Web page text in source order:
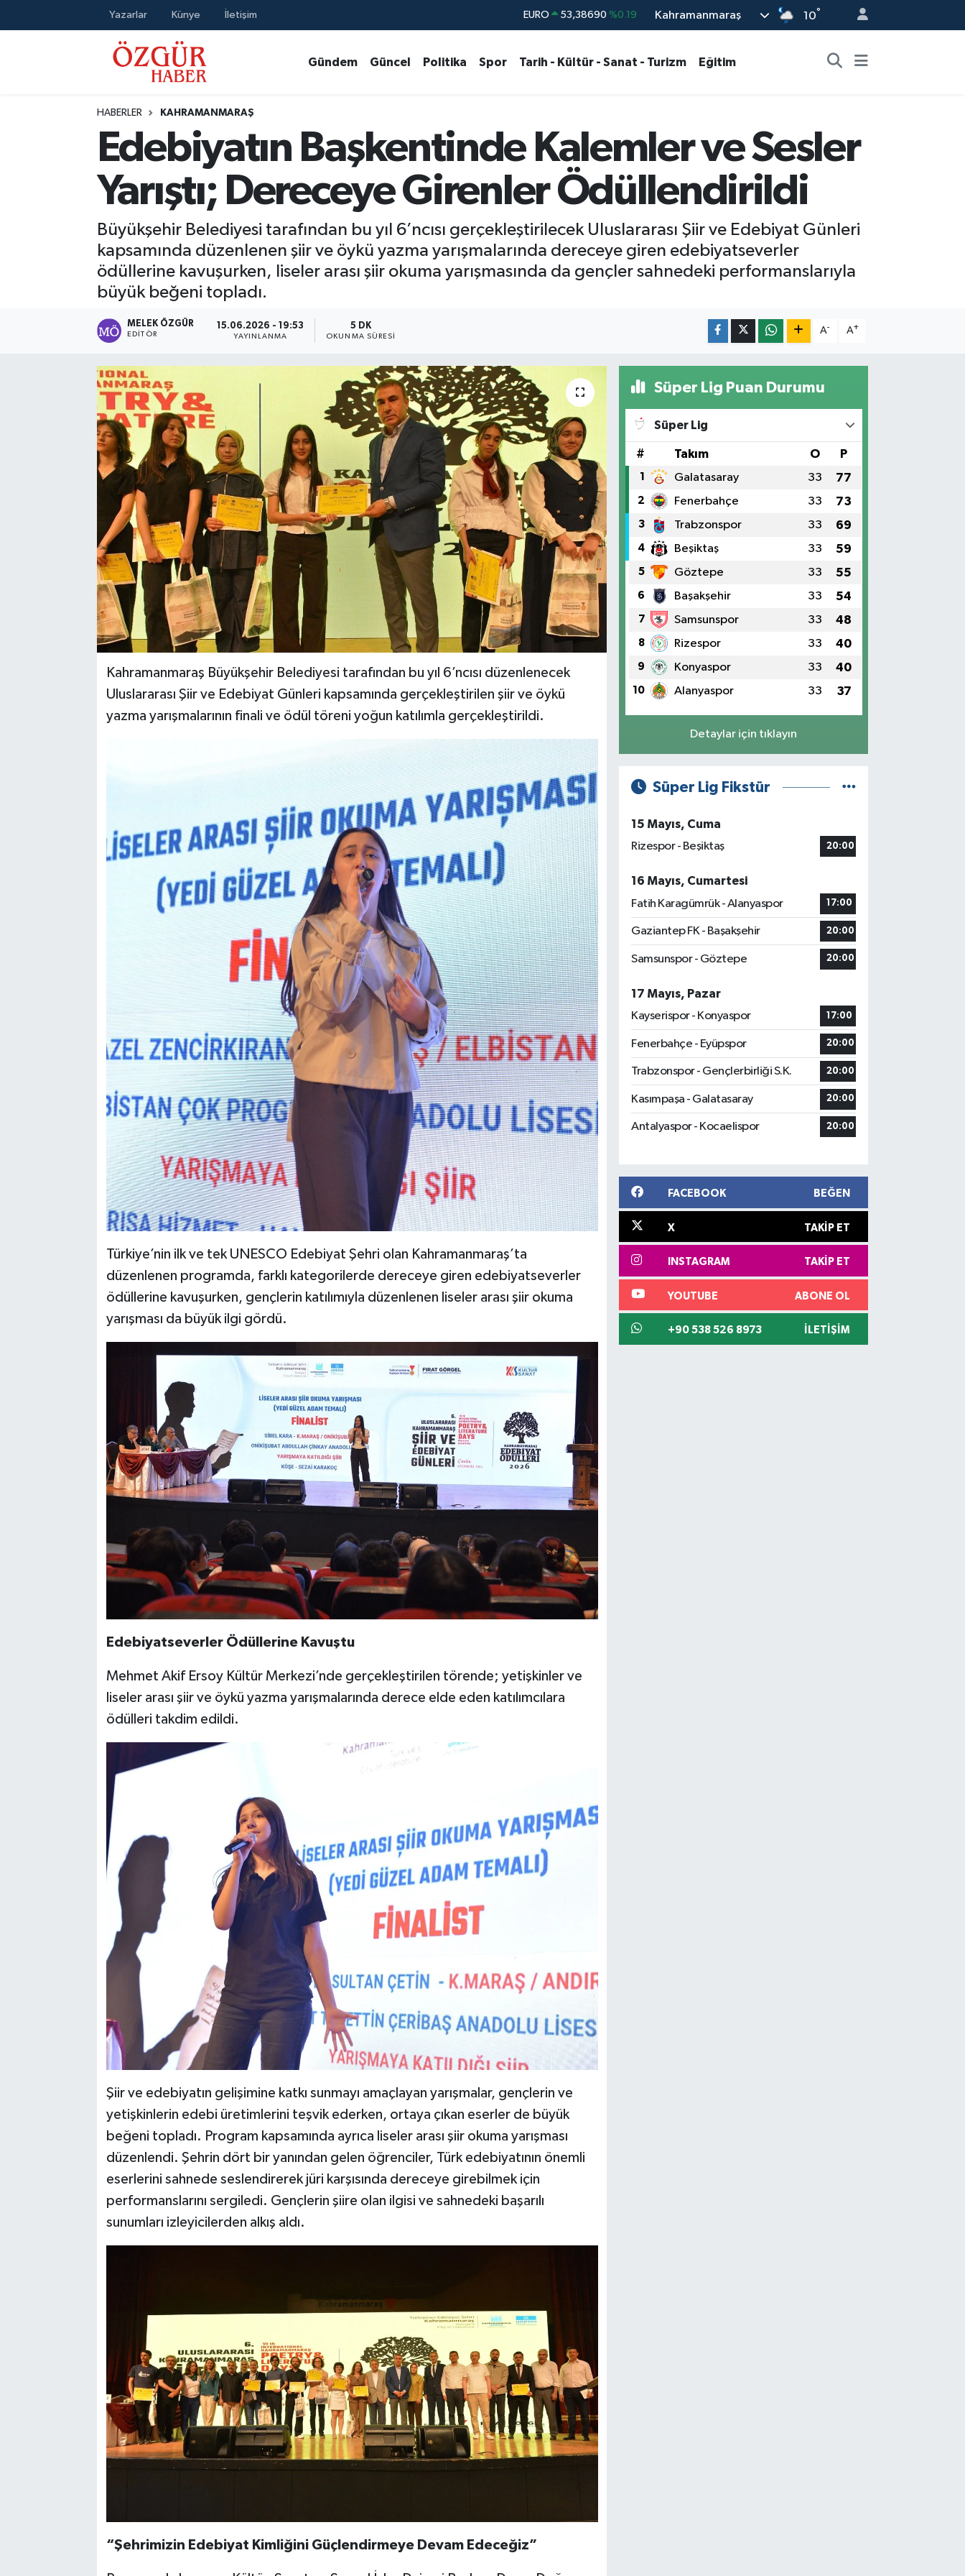
Yazarlar Künye İletişim STERLİN 61,60380 %0.18
BİST100 14.598,00 %0
EURO 53,38690 %0.19
Kahramanmaraş 10°
Gündem Güncel Politika Spor Tarih - Kültür - Sanat - Turizm Eğitim
HABERLER KAHRAMANMARAŞ
Edebiyatın Başkentinde Kalemler ve Sesler
Yarıştı; Dereceye Girenler Ödüllendirildi
Büyükşehir Belediyesi tarafından bu yıl 6’ncısı gerçekleştirilecek Uluslararası Şiir ve Edebiyat Günleri
kapsamında düzenlenen şiir ve öykü yazma yarışmalarında dereceye giren edebiyatseverler
ödüllerine kavuşurken, liseler arası şiir okuma yarışmasında da gençler sahnedeki performanslarıyla
büyük beğeni topladı.
MELEK ÖZGÜR
EDITÖR
15.06.2026 - 19:53
YAYINLANMA
5 DK
OKUNMA SÜRESI
A- A+
Kahramanmaraş Büyükşehir Belediyesi tarafından bu yıl 6’ncısı düzenlenecek
Uluslararası Şiir ve Edebiyat Günleri kapsamında gerçekleştirilen şiir ve öykü
yazma yarışmalarının finali ve ödül töreni yoğun katılımla gerçekleştirildi.
Türkiye’nin ilk ve tek UNESCO Edebiyat Şehri olan Kahramanmaraş’ta
düzenlenen programda, farklı kategorilerde dereceye giren edebiyatseverler
ödüllerine kavuşurken, gençlerin katılımıyla düzenlenen liseler arası şiir okuma
yarışması da büyük ilgi gördü.
Edebiyatseverler Ödüllerine Kavuştu
Mehmet Akif Ersoy Kültür Merkezi’nde gerçekleştirilen törende; yetişkinler ve
liseler arası şiir ve öykü yazma yarışmalarında derece elde eden katılımcılara
ödülleri takdim edildi.
Şiir ve edebiyatın gelişimine katkı sunmayı amaçlayan yarışmalar, gençlerin ve
yetişkinlerin edebi üretimlerini teşvik ederken, ortaya çıkan eserler de büyük
beğeni topladı. Program kapsamında ayrıca liseler arası şiir okuma yarışması
düzenlendi. Şehrin dört bir yanından gelen öğrenciler, Türk edebiyatının önemli
eserlerini sahnede seslendirerek jüri karşısında dereceye girebilmek için
performanslarını sergiledi. Gençlerin şiire olan ilgisi ve sahnedeki başarılı
sunumları izleyicilerden alkış aldı.
“Şehrimizin Edebiyat Kimliğini Güçlendirmeye Devam Edeceğiz”
Süper Lig Puan Durumu
Süper Lig
# Takım O P
1 Galatasaray 33 77
2 Fenerbahçe 33 73
3 Trabzonspor 33 69
4 Beşiktaş 33 59
5 Göztepe 33 55
6 Başakşehir 33 54
7 Samsunspor 33 48
8 Rizespor 33 40
9 Konyaspor 33 40
10 Alanyaspor 33 37
Detaylar için tıklayın
Süper Lig Fikstür
15 Mayıs, Cuma
Rizespor - Beşiktaş
20:00
16 Mayıs, Cumartesi
Fatih Karagümrük - Alanyaspor
17:00
Gaziantep FK - Başakşehir 20:00
Samsunspor - Göztepe 20:00
17 Mayıs, Pazar
Kayserispor - Konyaspor
17:00
Fenerbahçe - Eyüpspor 20:00
Trabzonspor - Gençlerbirliği S.K. 20:00
Kasımpaşa - Galatasaray 20:00
Antalyaspor - Kocaelispor 20:00
FACEBOOK BEĞEN
X TAKIP ET
INSTAGRAM TAKIP ET
YOUTUBE ABONE OL
+90 538 526 8973 İLETIŞIM
MODA - GÜZELLİK
Tarih - Kültür - Sanat - Turizm
Nöbetçi Eczaneler
Trafik Durumu
Süper Lig Puan Durumu ve Fikstür
Tüm Manşetler
Son Dakika Haberleri